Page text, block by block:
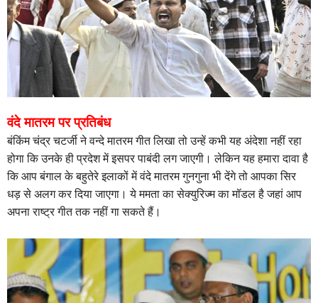
वंदे मातरम पर प्रतिबंध
बंकिंम चंद्र चटर्जी ने वन्दे मातरम गीत लिखा तो उन्हें कभी यह अंदेशा नहीं रहा
होगा कि उनके ही प्रदेश में इसपर पाबंदी लग जाएगी। लेकिन यह हमारा दावा है
कि आप बंगाल के बहुतेरे इलाकों में वंदे मातरम गुनगुना भी देंगे तो आपका सिर
धड़ से अलग कर दिया जाएगा। ये ममता का सेक्युरिज्म का मॉडल है जहां आप
अपना राष्ट्र गीत तक नहीं गा सकते हैं।